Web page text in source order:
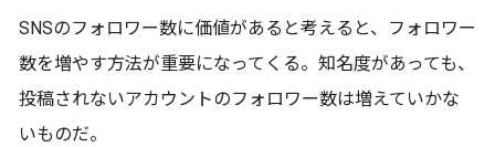
SNSのフォロワー数に価値があると考えると、フォロワー
数を増やす方法が重要になってくる。知名度があっても、
投稿されないアカウントのフォロワー数は増えていかな
いものだ。